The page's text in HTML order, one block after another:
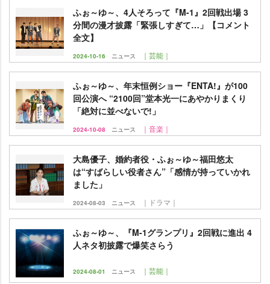
ふぉ～ゆ～、4人そろって『M-1』2回戦出場 3
分間の漫才披露「緊張しすぎて…」【コメント
全文】
2024-10-16 ニュース ｜芸能｜
ふぉ～ゆ～、年末恒例ショー『ENTA!』が100
回公演へ “2100回”堂本光一にあやかりまくり
「絶対に並べないで!」
2024-10-08 ニュース ｜音楽｜
大島優子、婚約者役・ふぉ～ゆ～福田悠太
は“すばらしい役者さん”「感情が持っていかれ
ました」
2024-08-03 ニュース ｜ドラマ｜
ふぉ～ゆ～、『M-1グランプリ』2回戦に進出 4
人ネタ初披露で爆笑さらう
2024-08-01 ニュース ｜芸能｜